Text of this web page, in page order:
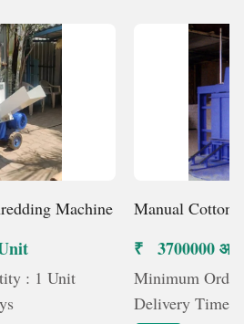
Machine
: 1 Unit
Manual Cotton
₹ 3700000
Minimum
Delivery Time :